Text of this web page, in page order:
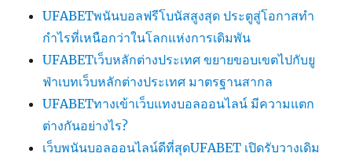
UFABETพนันบอลฟรีโบนัสสูงสุด ประตูสู่โอกาสทำ
กำไรที่เหนือกว่าในโลกแห่งการเดิมพัน
UFABETเว็บหลักต่างประเทศ ขยายขอบเขตไปกับยู
ฟ่าเบทเว็บหลักต่างประเทศ มาตรฐานสากล
UFABETทางเข้าเว็บแทงบอลออนไลน์ มีความแตก
ต่างกันอย่างไร?
เว็บพนันบอลออนไลน์ดีที่สุดUFABET เปิดรับวางเดิม